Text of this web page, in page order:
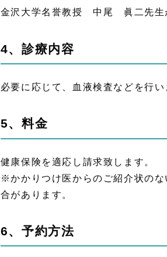
金沢大学名誉教授 中尾 眞二先生
4、診療内容
必要に応じて、血液検査などを行い
5、料金
健康保険を適応し請求致します。
※かかりつけ医からのご紹介状の
合があります。
6、予約方法